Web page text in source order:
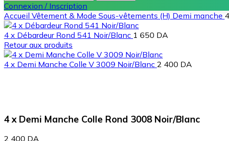
Connexion / Inscription
Accueil Vêtement & Mode Sous-vêtements (H) Demi manche
4 x Débardeur Rond 541 Noir/Blanc 1 650 DA
Retour aux produits
4 x Demi Manche Colle V 3009 Noir/Blanc 2 400 DA
4 x Demi Manche Colle Rond 3008 Noir/Blanc
2 400 DA